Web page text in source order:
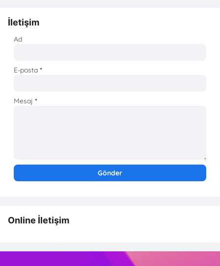
İletişim
Ad
E-posta*
Mesaj*
Online İletişim